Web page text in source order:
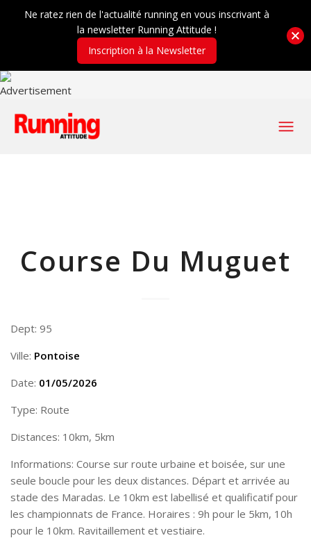
Course Du Muguet
Dept: 95
Ville: Pontoise
Date: 01/05/2026
Type: Route
Distances: 10km, 5km
Informations: Course sur route urbaine et boisée, sur une
seule boucle pour les deux distances. Départ et arrivée au
stade des Maradas. Le 10km est labellisé et qualificatif pour
les championnats de France. Horaires : 9h pour le 5km, 10h
pour le 10km. Ravitaillement et vestiaire.
Ne ratez rien de l'actualité running en vous inscrivant à
la newsletter Running Attitude !
Inscription à la Newsletter